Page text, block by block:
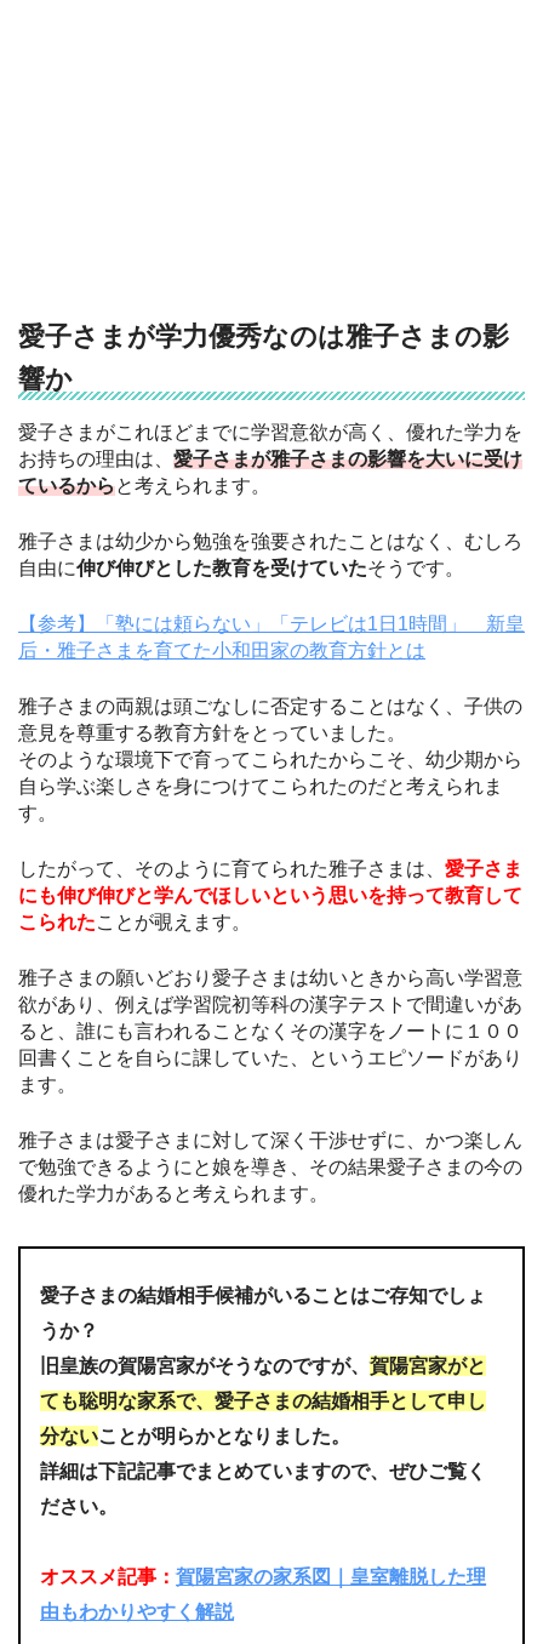
愛子さまが学力優秀なのは雅子さまの影
響か
愛子さまがこれほどまでに学習意欲が高く、優れた学力を
お持ちの理由は、 愛子さまが雅子さまの影響を大いに受け
ているからと考えられます。
雅子さまは幼少から勉強を強要されたことはなく、むしろ
自由に伸び伸びとした教育を受けていたそうです。
【参考】「塾には頼らない」「テレビは1日1時間」 新皇
后・雅子さまを育てた小和田家の教育方針とは
雅子さまの両親は頭ごなしに否定することはなく、子供の
意見を尊重する教育方針をとっていました。
そのような環境下で育ってこられたからこそ、幼少期から
自ら学ぶ楽しさを身につけてこられたのだと考えられま
す。
したがって、そのように育てられた雅子さまは、 愛子さま
にも伸び伸びと学んでほしいという思いを持って教育して
こられたことが覗えます。
雅子さまの願いどおり愛子さまは幼いときから高い学習意
欲があり、例えば学習院初等科の漢字テストで間違いがあ
ると、誰にも言われることなくその漢字をノートに１００
回書くことを自らに課していた、というエピソードがあり
ます。
雅子さまは愛子さまに対して深く干渉せずに、かつ楽しん
で勉強できるようにと娘を導き、その結果愛子さまの今の
優れた学力があると考えられます。
愛子さまの結婚相手候補がいることはご存知でしょ
うか？
旧皇族の賀陽宮家がそうなのですが、賀陽宮家がと
ても聡明な家系で、愛子さまの結婚相手として申し
分ないことが明らかとなりました。
詳細は下記記事でまとめていますので、ぜひご覧く
ださい。
オススメ記事：賀陽宮家の家系図｜皇室離脱した理
由もわかりやすく解説